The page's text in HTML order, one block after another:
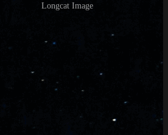
Longcat Image